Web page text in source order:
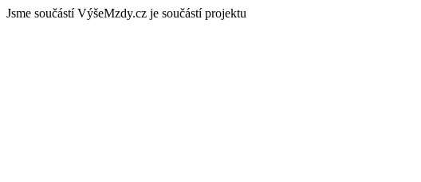
Jsme součástí VýšeMzdy.cz je součástí projektu